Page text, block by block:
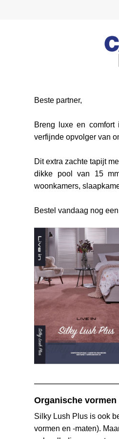
Beste partner,
Breng luxe en
verfijnde opvolger van
Dit extra zachte tapijt
dikke pool van 15
woonkamers,
Bestel vandaag nog
Organische vormen
Silky Lush Plus is ook
vormen en -maten).